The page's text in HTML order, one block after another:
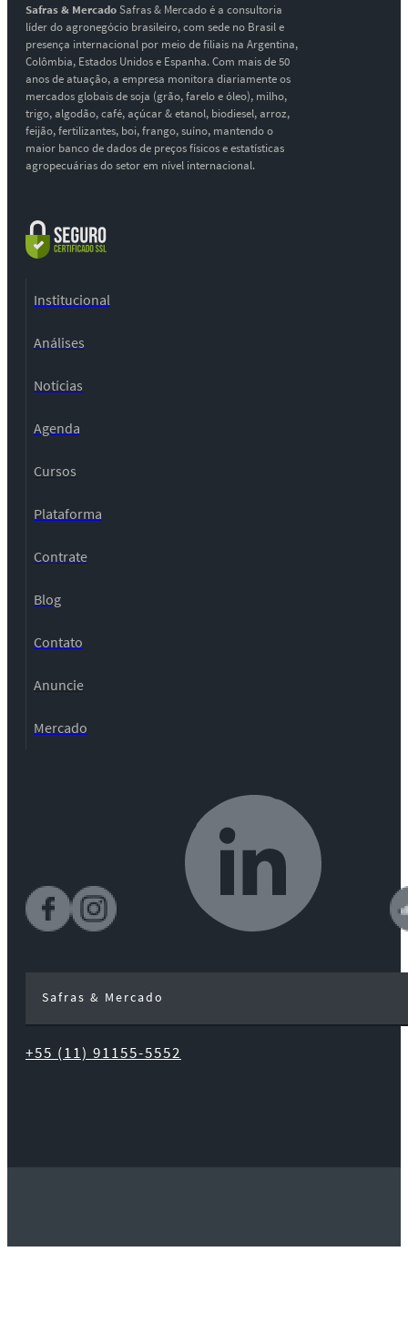
Safras & MercadoSafras & Mercado é a consultoria
líder do agronegócio brasileiro, com sede no Brasil e
presença internacional por meio de filiais na Argentina,
Colômbia, Estados Unidos e Espanha. Com mais de 50
anos de atuação, a empresa monitora diariamente os
mercados globais de soja (grão, farelo e óleo), milho,
trigo, algodão, café, açúcar & etanol, biodiesel, arroz,
feijão, fertilizantes, boi, frango, suíno, mantendo o
maior banco de dados de preços físicos e estatísticas
agropecuárias do setor em nível internacional.
Institucional
Análises
Notícias
Agenda
Cursos
Plataforma
Contrate
Blog
Contato
Anuncie
Mercado
Safras & Mercado
+55 (11) 91155-5552